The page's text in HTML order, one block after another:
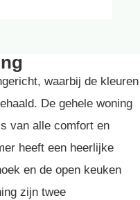
waarbij de kleuren
De gehele woning
van alle comfort en
heeft een heerlijke
en de open keuken
zijn twee